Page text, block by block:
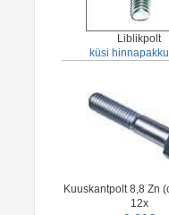
Liblikpolt
küsi
Kuuskantpolt 8,8 Zn
12x